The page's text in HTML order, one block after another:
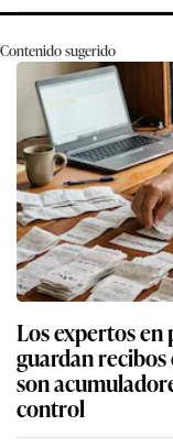
Contenido sugerido
Los expertos en
guardan
son
control